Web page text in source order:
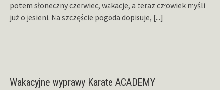
potem słoneczny czerwiec, wakacje, a teraz człowiek myśli
już o jesieni. Na szczęście pogoda dopisuje, [...]
Wakacyjne wyprawy Karate ACADEMY